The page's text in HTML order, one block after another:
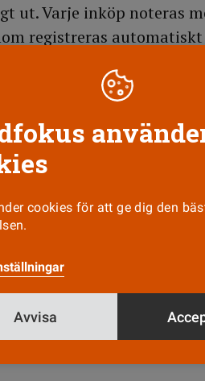
ut. Varje inköp noteras
registreras
rätten till rabatt.
till skillnad från andra
cookies för att ge dig den
Avvisa